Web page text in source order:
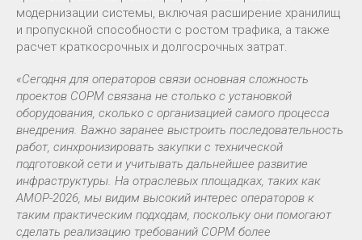
модернизации системы, включая расширение хранилищ
и пропускной способности с ростом трафика, а также
расчет краткосрочных и долгосрочных затрат.
«Сегодня для операторов связи основная сложность
проектов СОРМ связана не столько с установкой
оборудования, сколько с организацией самого процесса
внедрения. Важно заранее выстроить последовательность
работ, синхронизировать закупки с технической
подготовкой сети и учитывать дальнейшее развитие
инфраструктуры. На отраслевых площадках, таких как
АМОР-2026, мы видим высокий интерес операторов к
таким практическим подходам, поскольку они помогают
сделать реализацию требований СОРМ более